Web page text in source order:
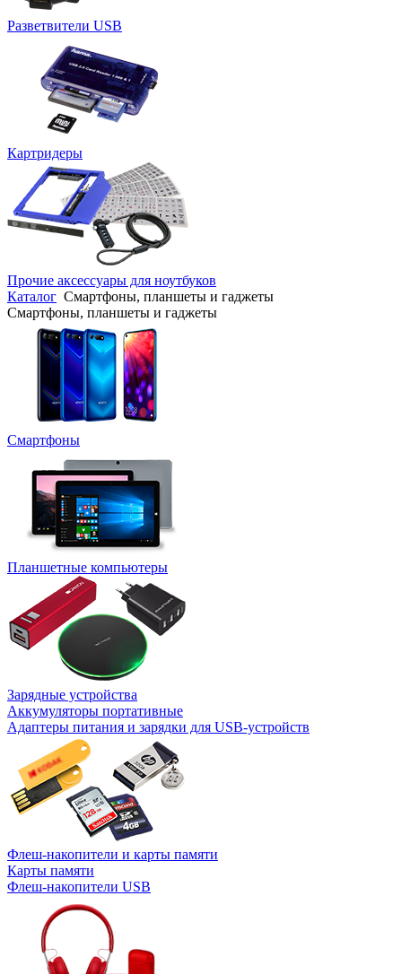
Разветвители USB
Картридеры
Прочие аксессуары для ноутбуков
Каталог Смартфоны, планшеты и гаджеты
Смартфоны, планшеты и гаджеты
Смартфоны
Планшетные компьютеры
Зарядные устройства
Аккумуляторы портативные
Адаптеры питания и зарядки для USB-устройств
Флеш-накопители и карты памяти
Карты памяти
Флеш-накопители USB